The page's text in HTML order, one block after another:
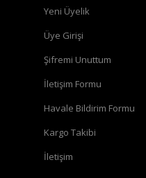
Yeni Üyelik
Üye Girişi
Şifremi Unuttum
İletişim Formu
Havale Bildirim Formu
Kargo Takibi
İletişim